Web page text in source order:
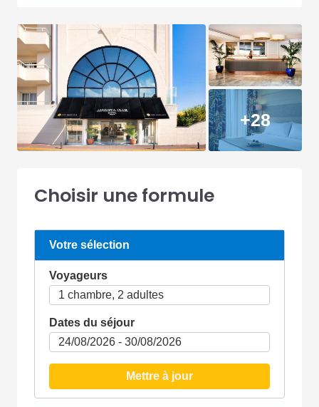
+28
Choisir une formule
Votre sélection
Voyageurs
Dates du séjour
Mettre à jour